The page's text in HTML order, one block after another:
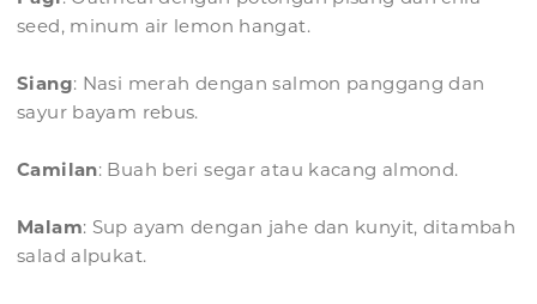
seed, minum air lemon hangat.
Siang: Nasi merah dengan salmon panggang dan
sayur bayam rebus.
Camilan: Buah beri segar atau kacang almond.
Malam: Sup ayam dengan jahe dan kunyit, ditambah
salad alpukat.